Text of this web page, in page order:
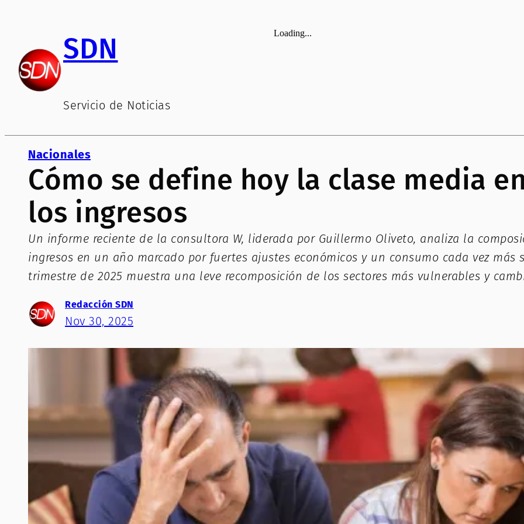
contenido
SDN
Servicio de Noticias
Nacionales
Cómo se define hoy la clase media
los ingresos
Un informe reciente de la consultora W, liderada por Guillermo Oliveto, analiza la
ingresos en un año marcado por fuertes ajustes económicos y un consumo cada vez
trimestre de 2025 muestra una leve recomposición de los sectores más vulnerables y
Redacción SDN
Nov 30, 2025